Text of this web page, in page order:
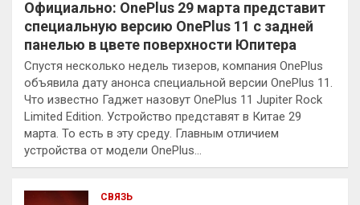
Официально: OnePlus 29 марта представит
специальную версию OnePlus 11 с задней
панелью в цвете поверхности Юпитера
Спустя несколько недель тизеров, компания OnePlus
объявила дату анонса специальной версии OnePlus 11.
Что известно Гаджет назовут OnePlus 11 Jupiter Rock
Limited Edition. Устройство представят в Китае 29
марта. То есть в эту среду. Главным отличием
устройства от модели OnePlus…
СВЯЗЬ